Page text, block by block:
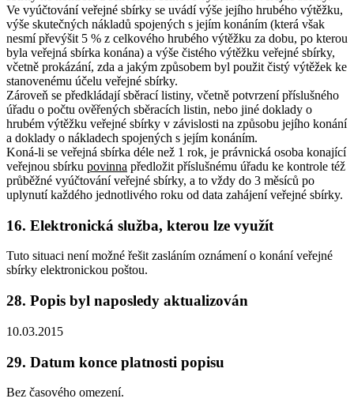
Ve vyúčtování veřejné sbírky se uvádí výše jejího hrubého výtěžku,
výše skutečných nákladů spojených s jejím konáním (která však
nesmí převýšit 5 % z celkového hrubého výtěžku za dobu, po kterou
byla veřejná sbírka konána) a výše čistého výtěžku veřejné sbírky,
včetně prokázání, zda a jakým způsobem byl použit čistý výtěžek ke
stanovenému účelu veřejné sbírky.
Zároveň se předkládají sběrací listiny, včetně potvrzení příslušného
úřadu o počtu ověřených sběracích listin, nebo jiné doklady o
hrubém výtěžku veřejné sbírky v závislosti na způsobu jejího konání
a doklady o nákladech spojených s jejím konáním.
Koná-li se veřejná sbírka déle než 1 rok, je právnická osoba konající
veřejnou sbírku povinna předložit příslušnému úřadu ke kontrole též
průběžné vyúčtování veřejné sbírky, a to vždy do 3 měsíců po
uplynutí každého jednotlivého roku od data zahájení veřejné sbírky.
16. Elektronická služba, kterou lze využít
Tuto situaci není možné řešit zasláním oznámení o konání veřejné
sbírky elektronickou poštou.
28. Popis byl naposledy aktualizován
10.03.2015
29. Datum konce platnosti popisu
Bez časového omezení.